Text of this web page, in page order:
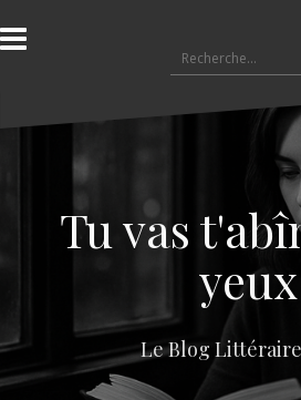
l
a
e
e
Tu vas
yeux
Le Blog